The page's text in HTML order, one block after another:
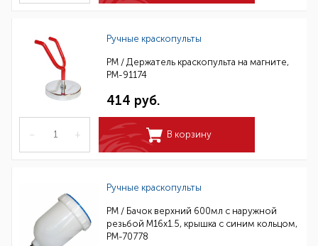
Ручные краскопульты
РМ / Держатель краскопульта на магните,
РМ-91174
414 руб.
– + В корзину
Ручные краскопульты
РМ / Бачок верхний 600мл с наружной
резьбой М16х1.5, крышка с синим кольцом,
РМ-70778